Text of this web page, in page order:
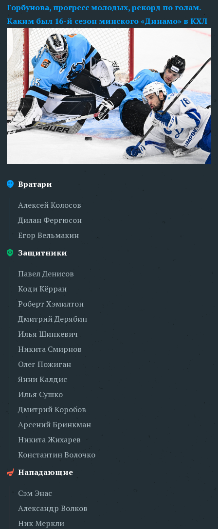
Горбунова, прогресс молодых, рекорд по голам.
Каким был 16-й сезон минского «Динамо» в КХЛ
Вратари
Алексей Колосов
Дилан Фергюсон
Егор Вельмакин
Защитники
Павел Денисов
Коди Кёрран
Роберт Хэмилтон
Дмитрий Дерябин
Илья Шинкевич
Никита Смирнов
Олег Пожиган
Янни Калдис
Илья Сушко
Дмитрий Коробов
Арсений Бринкман
Никита Жихарев
Константин Волочко
Нападающие
Сэм Энас
Александр Волков
Ник Меркли